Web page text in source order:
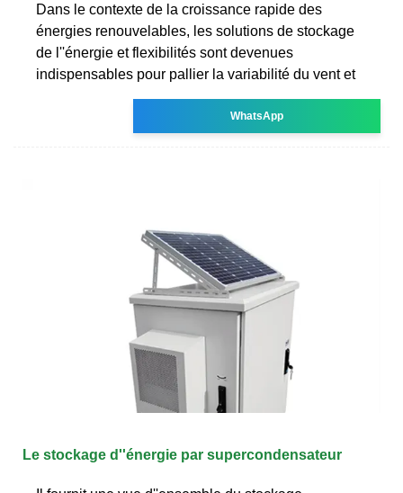
Dans le contexte de la croissance rapide des
énergies renouvelables, les solutions de stockage
de l''énergie et flexibilités sont devenues
indispensables pour pallier la variabilité du vent et
WhatsApp
Le stockage d''énergie par supercondensateur